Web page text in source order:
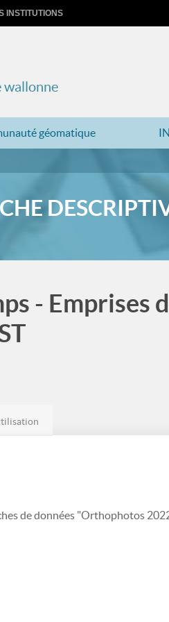
INSTITUTIONS
wallonne
géomatique
- Emprises
de données "Orthophotos